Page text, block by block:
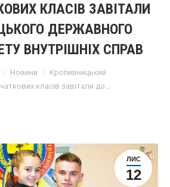
КЛАСІВ ЗАВІТАЛИ
ДЕРЖАВНОГО
ВНУТРІШНІХ СПРАВ
Новини
Кропивницький
класів завітали до…
ЛИС
12